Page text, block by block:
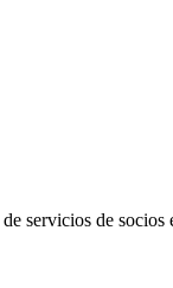
servicios de